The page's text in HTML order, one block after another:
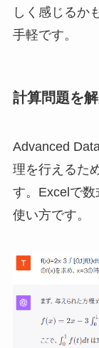
しく感じるか
手軽です。
計算問題を
Advanced
理を行えるた
す。Excelで
使い方です。